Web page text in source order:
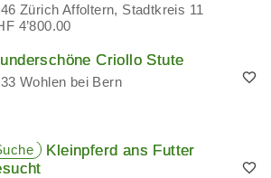
Zürich Affoltern, Stadtkreis 11
4’800.00
Criollo Stute
Wohlen bei Bern
Kleinpferd ans Futter